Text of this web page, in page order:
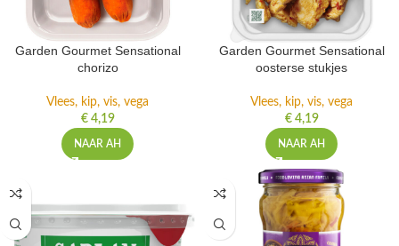
Garden Gourmet Sensational
Vlees, kip, vis, vega
€ 4,19
NAAR AH
Garden Gourmet Sensational
Vlees, kip, vis, vega
€ 4,19
NAAR AH